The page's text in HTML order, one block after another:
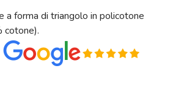
a forma di triangolo in policotone